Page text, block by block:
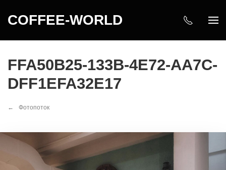
COFFEE-WORLD
FFA50B25-133B-4E72-AA7C-
DFF1EFA32E17
Фотопоток